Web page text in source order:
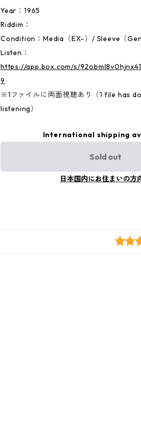
Year：1965
Riddim：
Condition：Media（EX-）/ Sleeve（
Listen：
https://app.box.com/s/
9
※1ファイルに両面視聴あり（1 file has
listening）
International shipping
Sold out
日本国内にお住まいの方